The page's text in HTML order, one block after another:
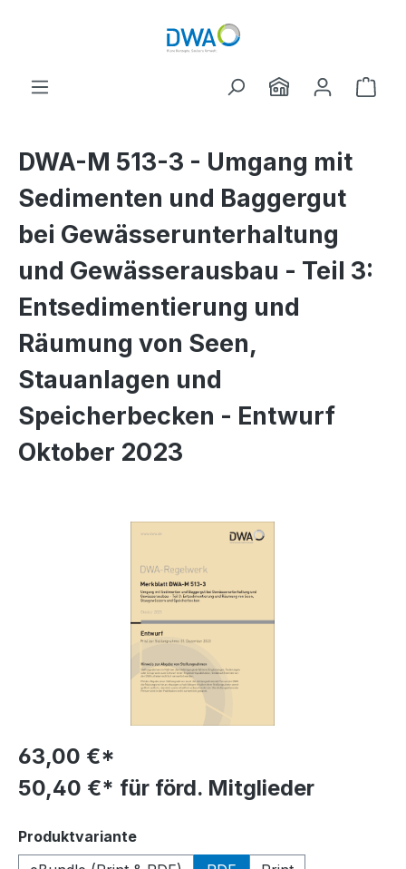
DWA-M 513-3 - Umgang mit
Sedimenten und Baggergut
bei Gewässerunterhaltung
und Gewässerausbau - Teil 3:
Entsedimentierung und
Räumung von Seen,
Stauanlagen und
Speicherbecken - Entwurf
Oktober 2023
Bildergalerie überspringen
63,00 €*
50,40 €* für förd. Mitglieder
Produktvarianteauswählen